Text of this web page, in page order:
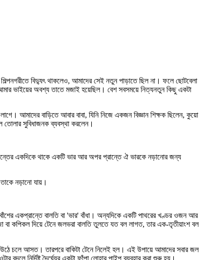
বিদ্যুৎ থাকলেও, আমাদের সেই নতুন পাড়াতে ছিল না। ফলে ছোটবেলা
ভাইয়ের অবশ্য তাতে মজাই হয়েছিল। বেশ সবসময়ে নিত্যনতুন কিছু একটা
আমাদের বাড়িতে আবার বাবা, যিনি নিজে একজন বিজ্ঞান শিক্ষক ছিলেন, কুয়ো
তোলার সুবিধাজনক ব্যবস্থা করলেন।
একদিকে থাকে একটি ভার আর অপর প্রান্তে ঐ ভারকে নড়ানোর জন্য
নড়ানো যায়।
একপ্রান্তে বালতি বা 'ভার' বাঁধা। অন্যদিকে একটি পাথরের খণ্ডর ওজন আর
বা কপিকল দিয়ে টেনে জলভরা বালতি তুলতে যত বল লাগত, তার এক-তৃতীয়াংশ বল
চলে আসত। তারপরে বাকিটা টেনে নিলেই হল। এই উপায়ে আমাদের সবার জল
নির্দিষ্ট দৈর্ঘ্যের একটা ফাঁপা লোহার পাইপ ব্যবহার করা শুরু হয়।